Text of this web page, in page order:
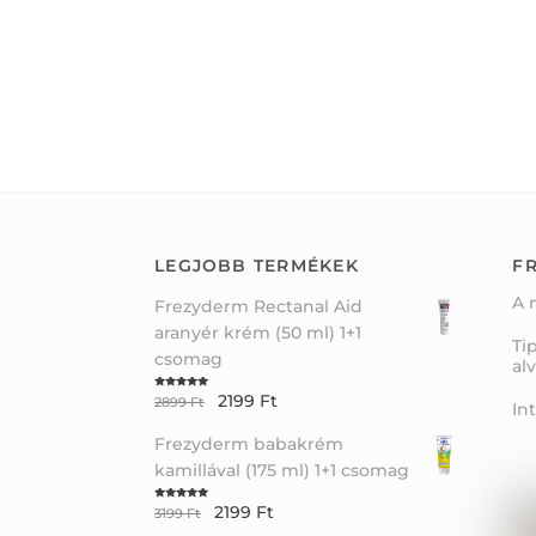
LEGJOBB TERMÉKEK
Frezyderm Rectanal Aid
aranyér krém (50 ml) 1+1
csomag
Rated5.00
out of 5
2899Ft 2199 Ft
Frezyderm babakrém
kamillával (175 ml) 1+1 csomag
Rated 5.00
out of 5
3199Ft 2199 Ft
A